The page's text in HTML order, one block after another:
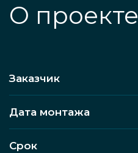
О проекте
Заказчик
Дата монтажа
Срок